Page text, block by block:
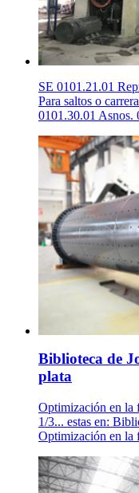
SE 0101.21.01
Para saltos o
0101.30.01 Asnos.
Biblioteca de
plata
Optimización en la
1/3... estas en:
Optimización en la